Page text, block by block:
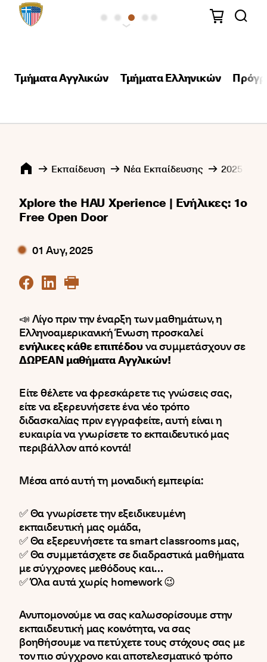
Τμήματα Αγγλικών Τμήματα Ελληνικών
Εκπαίδευση Νέα Εκπαίδευσης 2025
Xplore the HAU Xperience | Ενήλικες: 1ο
Free Open Door
01 Αυγ, 2025
📣 Λίγο πριν την έναρξη των μαθημάτων, η
Ελληνοαμερικανική Ένωση προσκαλεί
ενήλικες κάθε επιπέδουνα συμμετάσχουν σε
ΔΩΡΕΑΝ μαθήματα Αγγλικών!
Είτε θέλετε να φρεσκάρετε τις γνώσεις σας,
είτε να εξερευνήσετε ένα νέο τρόπο
διδασκαλίας πριν εγγραφείτε, αυτή είναι η
ευκαιρία να γνωρίσετε το εκπαιδευτικό μας
περιβάλλον από κοντά!
Μέσα από αυτή τη μοναδική εμπειρία:
✅ Θα γνωρίσετε την εξειδικευμένη
εκπαιδευτική μας ομάδα,
✅ Θα εξερευνήσετε τα smart classrooms μας,
✅ Θα συμμετάσχετε σε διαδραστικά μαθήματα
με σύγχρονες μεθόδους και…
✅ Όλα αυτά χωρίς homework 😉
Ανυπομονούμε να σας καλωσορίσουμε στην
εκπαιδευτική μας κοινότητα, να σας
βοηθήσουμε να πετύχετε τους στόχους σας με
τον πιο σύγχρονο και αποτελεσματικό τρόπο